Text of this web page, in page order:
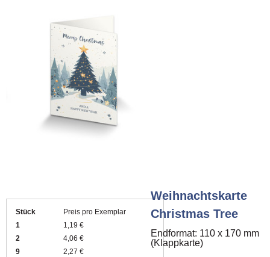
Stück
Preis pro Exemplar
1
1,19 €
2
4,06 €
9
2,27 €
Weihnachtskarte
Christmas Tree
Endformat: 110 x 170 mm
(Klappkarte)